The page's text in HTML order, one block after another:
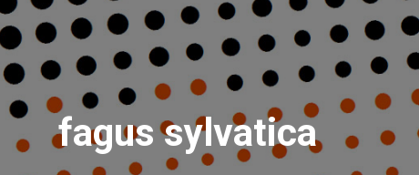
fagus sylvatica